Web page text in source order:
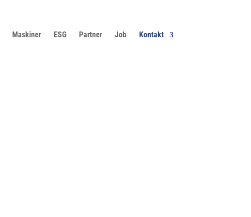
Maskiner ESG Partner Job Kontakt